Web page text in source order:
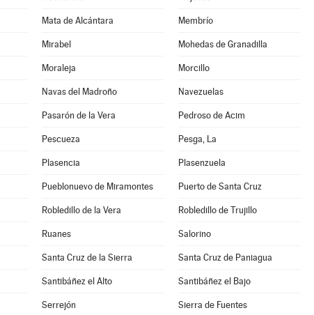
Mata de Alcántara Membrío
Mirabel Mohedas de Granadilla
Moraleja Morcillo
Navas del Madroño Navezuelas
Pasarón de la Vera Pedroso de Acim
Pescueza Pesga, La
Plasencia Plasenzuela
Pueblonuevo de Miramontes Puerto de Santa Cruz
Robledillo de la Vera Robledillo de Trujillo
Ruanes Salorino
Santa Cruz de la Sierra Santa Cruz de Paniagua
Santibáñez el Alto Santibáñez el Bajo
Serrejón Sierra de Fuentes